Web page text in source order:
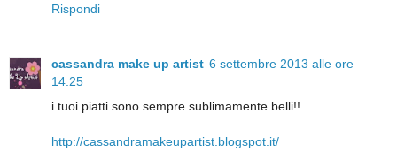
Rispondi
cassandra make up artist 6 settembre 2013 alle ore
14:25
i tuoi piatti sono sempre sublimamente belli!!
http://cassandramakeupartist.blogspot.it/